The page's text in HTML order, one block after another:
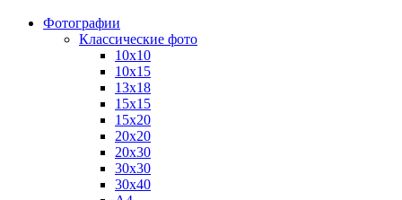
Фотографии
Классические фото
10х10
10х15
13х18
15х15
15х20
20х20
20х30
30х30
30х40